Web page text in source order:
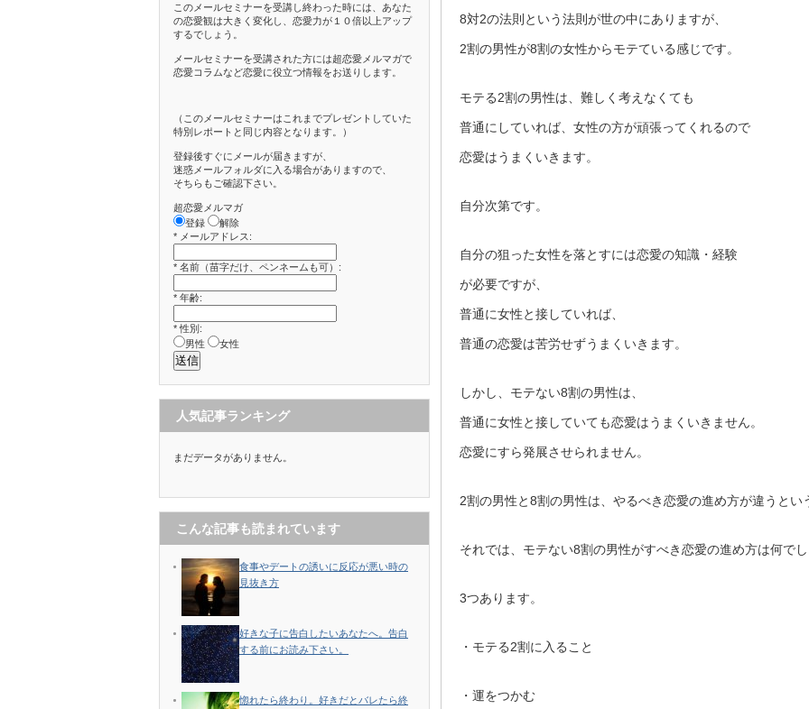
8対2の法則という法則が世の中にありますが、
2割の男性が8割の女性からモテている感じです。
モテる2割の男性は、難しく考えなくても
普通にしていれば、女性の方が頑張ってくれるので
恋愛はうまくいきます。
自分次第です。
自分の狙った女性を落とすには恋愛の知識・経験
が必要ですが、
普通に女性と接していれば、
普通の恋愛は苦労せずうまくいきます。
しかし、モテない8割の男性は、
普通に女性と接していても恋愛はうまくいきません。
恋愛にすら発展させられません。
2割の男性と8割の男性は、やるべき恋愛の進め方が違うとい
それでは、モテない8割の男性がすべき恋愛の進め方は何でし
3つあります。
・モテる2割に入ること
・運をつかむ
このメールセミナーを受講し終わった時には、あなた
の恋愛観は大きく変化し、恋愛力が１０倍以上アップ
するでしょう。
メールセミナーを受講された方には超恋愛メルマガで
恋愛コラムなど恋愛に役立つ情報をお送りします。
（このメールセミナーはこれまでプレゼントしていた
特別レポートと同じ内容となります。）
登録後すぐにメールが届きますが、
迷惑メールフォルダに入る場合がありますので、
そちらもご確認下さい。
超恋愛メルマガ
登録
解除
* メールアドレス:
* 名前（苗字だけ、ペンネームも可）:
* 年齢:
* 性別:
男性
女性
人気記事ランキング
まだデータがありません。
こんな記事も読まれています
食事やデートの誘いに反応が悪い時の
見抜き方
好きな子に告白したいあなたへ。告白
する前にお読み下さい。
惚れたら終わり。好きだとバレたら終